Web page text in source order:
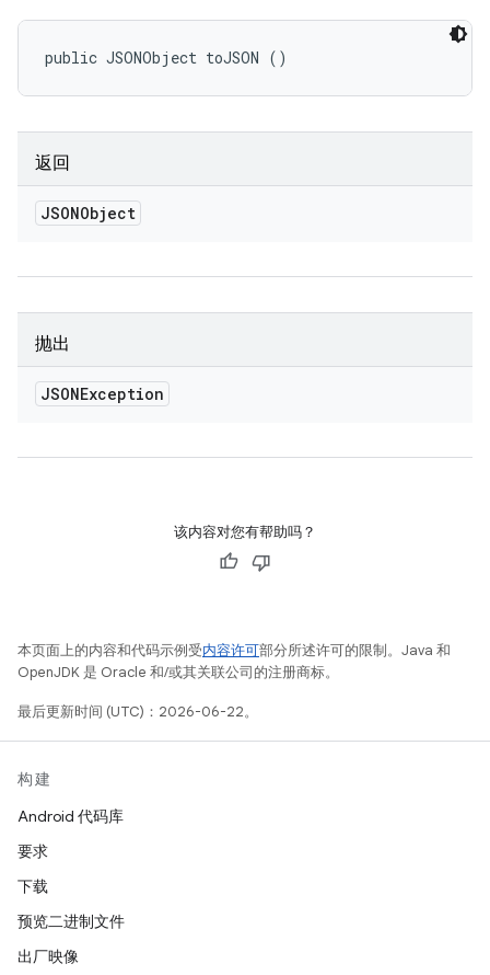
public JSONObject toJSON ()
返回
JSONObject
抛出
JSONException
该内容对您有帮助吗？
本页面上的内容和代码示例受内容许可部分所述许可的限制。Java 和
OpenJDK 是 Oracle 和/或其关联公司的注册商标。
最后更新时间 (UTC)：2026-06-22。
构建
Android 代码库
要求
下载
预览二进制文件
出厂映像